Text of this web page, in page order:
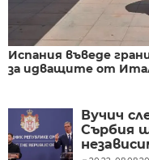
Испания въведе
за идващите от
Вучич
Сърбия